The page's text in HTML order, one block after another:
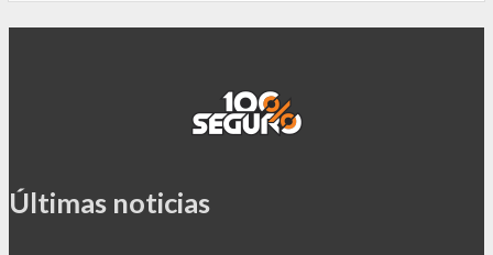
Últimas noticias